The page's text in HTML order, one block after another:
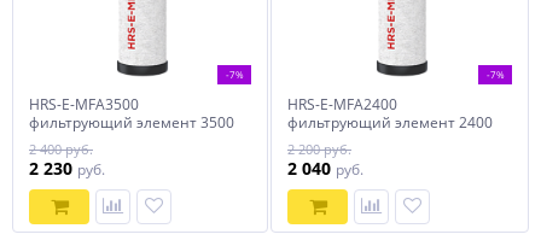
-7%
HRS-E-MFA3500
фильтрующий элемент 3500
л/мин; 3 микрон (для
магистрального фильтра
Harrison HRS-MFA
2 400 руб.
2 230 руб.
-7%
HRS-E-MFA2400
фильтрующий элемент 2400
л/мин; 3 микрон (для
магистрального фильтра
Harrison HRS-MFA2
2 200 руб.
2 040 руб.